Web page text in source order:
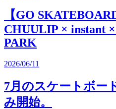
【GO
CHUULIP × instant
PARK
2026/06/11
7月のスケートボー
み開始。